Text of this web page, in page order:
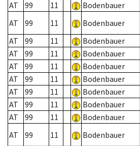
AT 99 11 Bodenbauer
AT
99 11 Bodenbauer
AT
99 11 Bodenbauer
AT
99 11 Bodenbauer
AT
99 11 Bodenbauer
AT
99 11 Bodenbauer
AT
99 11 Bodenbauer
AT
99 11 Bodenbauer
AT
99 11 Bodenbauer
AT
99 11 Bodenbauer